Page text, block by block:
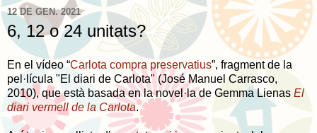
12 DE GEN. 2021
6, 12 o 24 unitats?
En el vídeo “Carlota compra preservatius”, fragment de la
pel·lícula "El diari de Carlota" (José Manuel Carrasco,
2010), que està basada en la novel·la de Gemma Lienas El
diari vermell de la Carlota.